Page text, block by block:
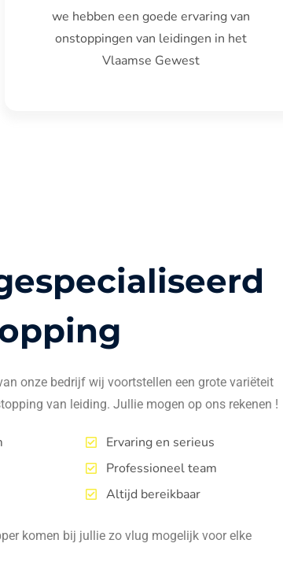
we hebben een goede ervaring van
onstoppingen van leidingen in het
Vlaamse Gewest
onze bedrijf wij voortstellen een grote variëteit
van leiding. Jullie mogen op ons rekenen !
Ervaring en serieus
Professioneel team
Altijd bereikbaar
komen bij jullie zo vlug mogelijk voor elke